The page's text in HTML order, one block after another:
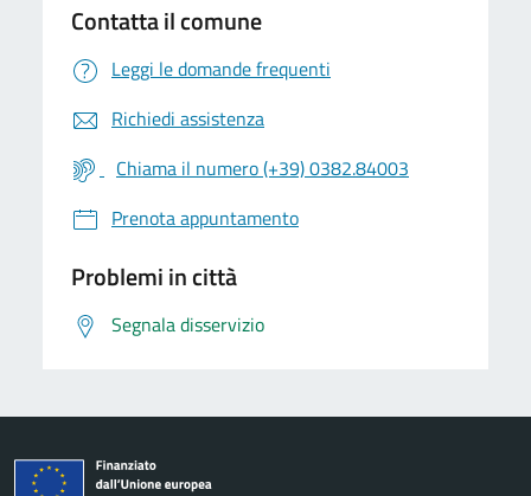
Contatta il comune
Leggi le domande frequenti
Richiedi assistenza
Chiama il numero (+39) 0382.84003
Prenota appuntamento
Problemi in città
Segnala disservizio